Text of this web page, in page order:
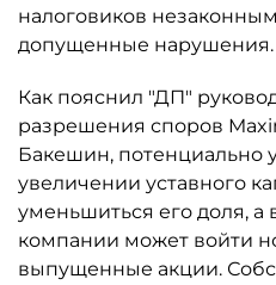
налоговиков
допущенные нарушения.
Как пояснил "ДП"
разрешения споров
Бакешин, потенциально
увеличении уставного
уменьшиться его доля, а
компании может войти
выпущенные акции.